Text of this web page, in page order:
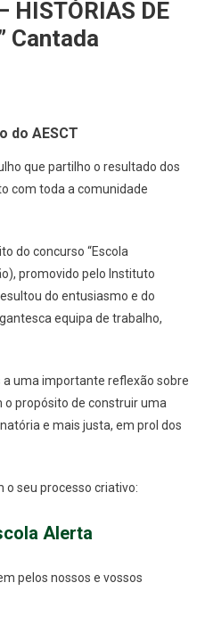
HISTÓRIAS DE
Cantada
do AESCT
que partilho o resultado dos
com toda a comunidade
do concurso “Escola
promovido pelo Instituto
do entusiasmo e do
equipa de trabalho,
a uma importante reflexão sobre
o propósito de construir uma
e mais justa, em prol dos
o seu processo criativo:
Alerta
pelos nossos e vossos